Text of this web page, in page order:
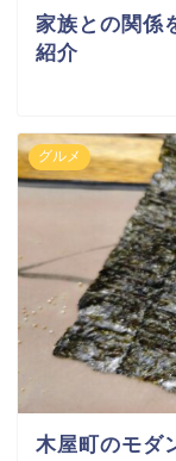
家族との関係
紹介
グルメ
木屋町のモダ